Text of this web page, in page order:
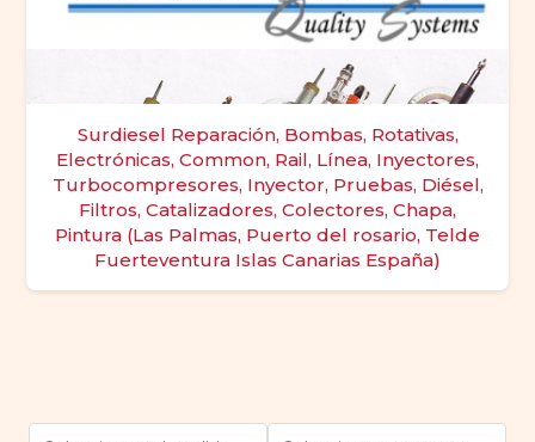
Surdiesel Reparación, Bombas, Rotativas,
Electrónicas, Common, Rail, Línea, Inyectores,
Turbocompresores, Inyector, Pruebas, Diésel,
Filtros, Catalizadores, Colectores, Chapa,
Pintura (Las Palmas, Puerto del rosario, Telde
Fuerteventura Islas Canarias España)